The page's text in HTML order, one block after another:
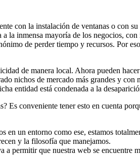
con la instalación de ventanas o con su
la inmensa mayoría de los negocios, con
de perder tiempo y recursos. Por
de manera local. Ahora pueden
nichos de mercado más grandes y con
entidad está condenada a la
Es conveniente tener esto en cuenta
en un entorno como ese, estamos
y la filosofía que manejamos.
permitir que nuestra web se encuentre